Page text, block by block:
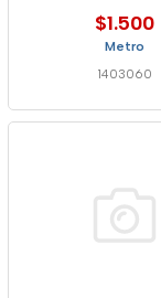
$1.500
Metro
1403060